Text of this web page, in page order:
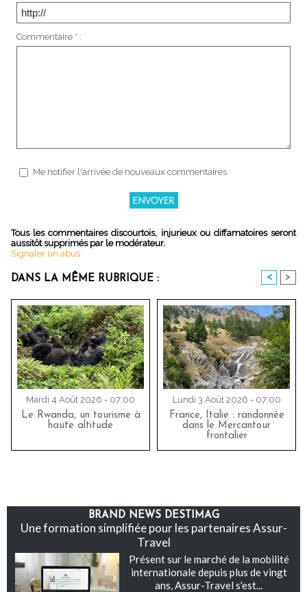
Commentaire * :
Me notifier l'arrivée de nouveaux commentaires
Tous les commentaires discourtois, injurieux ou diffamatoires seront
aussitôt supprimés par le modérateur.
Signaler un abus
DANS LA MÊME RUBRIQUE : < >
Mardi 4 Août 2026 - 07:00
Le Rwanda, un tourisme à
haute altitude
Lundi 3 Août 2026 - 07:00
France, Italie : randonnée
dans le Mercantour
frontalier
BRAND NEWS DESTIMAG
Une formation simplifiée pour les partenaires Assur-
Travel
Présent sur le marché de la mobilité
internationale depuis plus de vingt
ans, Assur-Travel s'est...